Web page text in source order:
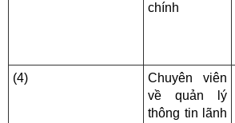
chính
(4)
Chuyên viên
về quản lý
thông tin lãnh